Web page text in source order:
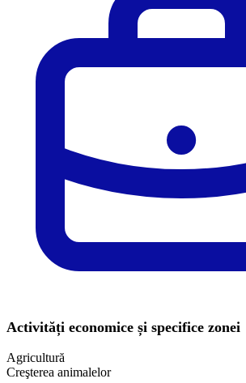
Activități economice și specifice zonei
Agricultură
Creşterea animalelor